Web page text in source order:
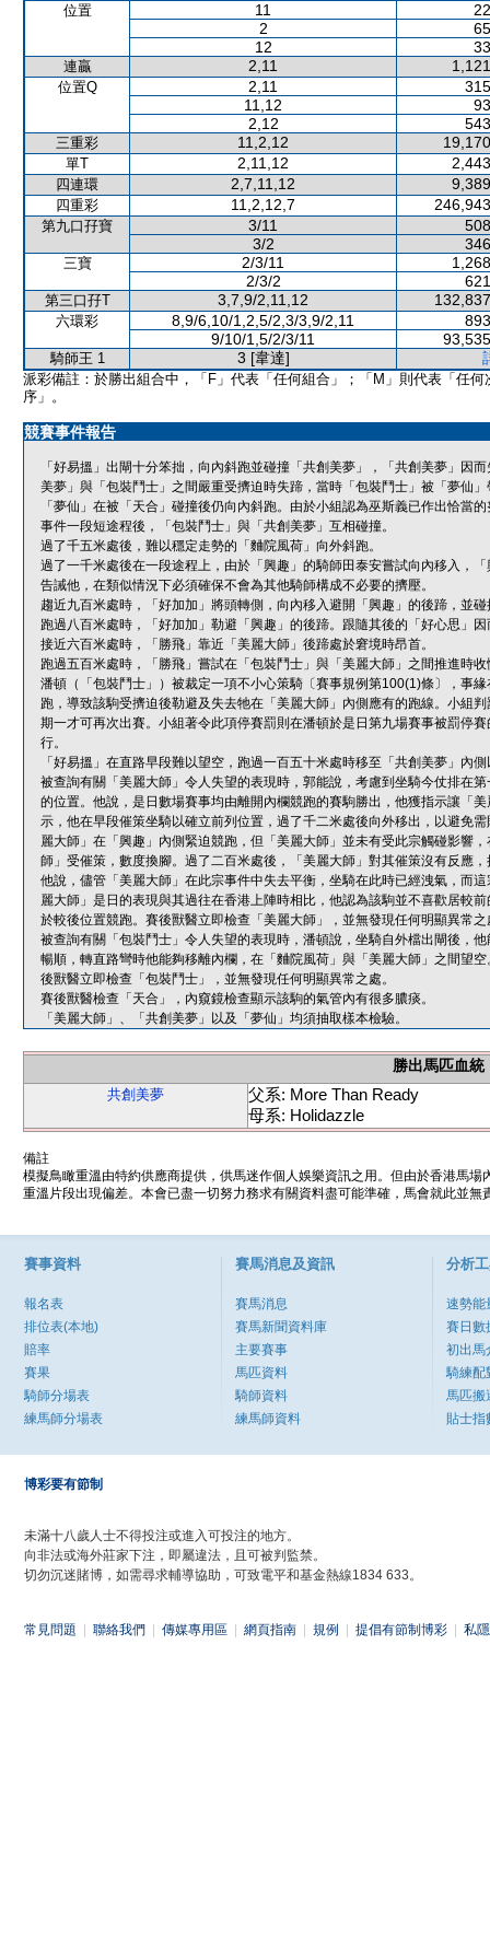
位置 11
2
12
連贏 2,11
位置Q 2,11
11,12
2,12
三重彩 11,2,12
單T 2,11,12
四連環 2,7,11,12
四重彩 11,2,12,7
第九口孖寶 3/11
3/2
三寶 2/3/11
2/3/2
第三口孖T 3,7,9/2,11,12
六環彩 8,9/6,10/1,2,5/2,3/3,9/2,11
9/10/1,5/2/3/11
騎師王 1 3 [韋達]
派彩備註：於勝出組合中，「F」代表「任何組合」；「M」則代表「任何
序」。
競賽事件報告
「好易搵」出閘十分笨拙，向內斜跑並碰撞「共創美夢」，「共創美夢」因
美夢」與「包裝鬥士」之間嚴重受擠迫時失蹄，當時「包裝鬥士」被「夢仙
「夢仙」在被「天合」碰撞後仍向內斜跑。由於小組認為巫斯義已作出恰當
事件一段短途程後，「包裝鬥士」與「共創美夢」互相碰撞。
過了千五米處後，難以穩定走勢的「麯院風荷」向外斜跑。
過了一千米處後在一段途程上，由於「興趣」的騎師田泰安嘗試向內移入，
告誡他，在類似情況下必須確保不會為其他騎師構成不必要的擠壓。
趨近九百米處時，「好加加」將頭轉側，向內移入避開「興趣」的後蹄，並
跑過八百米處時，「好加加」勒避「興趣」的後蹄。跟隨其後的「好心思」
接近六百米處時，「勝飛」靠近「美麗大師」後蹄處於窘境時昂首。
跑過五百米處時，「勝飛」嘗試在「包裝鬥士」與「美麗大師」之間推進時
潘頓（「包裝鬥士」）被裁定一項不小心策騎〔賽事規例第100(1)條〕，事
跑，導致該駒受擠迫後勒避及失去牠在「美麗大師」內側應有的跑線。小組
期一才可再次出賽。小組著令此項停賽罰則在潘頓於是日第九場賽事被罰停
行。
「好易搵」在直路早段難以望空，跑過一百五十米處時移至「共創美夢」內
被查詢有關「美麗大師」令人失望的表現時，郭能說，考慮到坐騎今仗排在
的位置。他說，是日數場賽事均由離開內欄競跑的賽駒勝出，他獲指示讓「
示，他在早段催策坐騎以確立前列位置，過了千二米處後向外移出，以避免
麗大師」在「興趣」內側緊迫競跑，但「美麗大師」並未有受此宗觸碰影響
師」受催策，數度換腳。過了二百米處後，「美麗大師」對其催策沒有反應
他說，儘管「美麗大師」在此宗事件中失去平衡，坐騎在此時已經洩氣，而
麗大師」是日的表現與其過往在香港上陣時相比，他認為該駒並不喜歡居較
於較後位置競跑。賽後獸醫立即檢查「美麗大師」，並無發現任何明顯異常之
被查詢有關「包裝鬥士」令人失望的表現時，潘頓說，坐騎自外檔出閘後，
暢順，轉直路彎時他能夠移離內欄，在「麯院風荷」與「美麗大師」之間望
後獸醫立即檢查「包裝鬥士」，並無發現任何明顯異常之處。
賽後獸醫檢查「天合」，內窺鏡檢查顯示該駒的氣管內有很多膿痰。
「美麗大師」、「共創美夢」以及「夢仙」均須抽取樣本檢驗。
勝出馬匹血統
共創美夢
父系: More Than Ready
母系: Holidazzle
備註
模擬鳥瞰重溫由特約供應商提供，供馬迷作個人娛樂資訊之用。但由於香港馬
重溫片段出現偏差。本會已盡一切努力務求有關資料盡可能準確，馬會就此並
賽事資料
報名表
排位表(本地)
賠率
賽果
騎師分場表
練馬師分場表
賽馬消息及資訊
賽馬消息
賽馬新聞資料庫
主要賽事
馬匹資料
騎師資料
練馬師資料
分析
速勢能
賽日數
初出馬
騎練配
馬匹搬
貼士指
博彩要有節制
未滿十八歲人士不得投注或進入可投注的地方。
向非法或海外莊家下注，即屬違法，且可被判監禁。
切勿沉迷賭博，如需尋求輔導協助，可致電平和基金熱線1834 633。
常見問題 聯絡我們 傳媒專用區 網頁指南 規例 提倡有節制博彩 私